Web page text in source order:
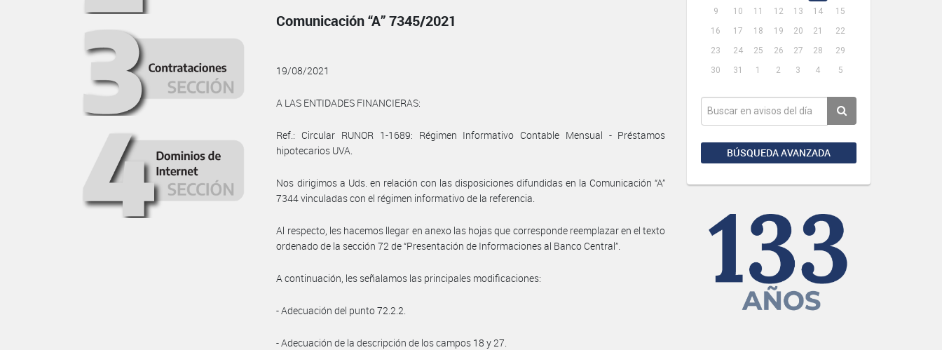
9
10 11 12 13 14
15
16
17 18 19 20 21
22
23
24 25 26 27 28
29
30
31 1 2 3 4 5
BÚSQUEDA AVANZADA
Comunicación “A” 7345/2021
19/08/2021
A LAS ENTIDADES FINANCIERAS:
Ref.: Circular RUNOR 1-1689: Régimen Informativo Contable Mensual - Préstamos
hipotecarios UVA.
Nos dirigimos a Uds. en relación con las disposiciones difundidas en la Comunicación “A”
7344 vinculadas con el régimen informativo de la referencia.
Al respecto, les hacemos llegar en anexo las hojas que corresponde reemplazar en el texto
ordenado de la sección 72 de “Presentación de Informaciones al Banco Central”.
A continuación, les señalamos las principales modificaciones:
- Adecuación del punto 72.2.2.
- Adecuación de la descripción de los campos 18 y 27.